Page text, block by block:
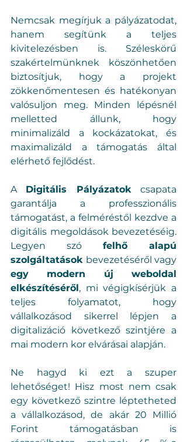
Nemcsak megírjuk a pályázatodat,
hanem segítünk a teljes
kivitelezésben is. Széleskörű
szakértelmünknek köszönhetően
biztosítjuk, hogy a projekt
zökkenőmentesen és hatékonyan
valósuljon meg. Minden lépésnél
melletted állunk, hogy
minimalizáld a kockázatokat, és
maximalizáld a támogatás által
elérhető fejlődést.
A Digitális Pályázatok csapata
garantálja a professzionális
támogatást, a felméréstől kezdve a
digitális megoldások bevezetéséig.
Legyen szó felhő alapú
szolgáltatások
egy modern új weboldal
elkészítéséről, mi végigkísérjük a
teljes folyamatot, hogy
vállalkozásod sikerrel lépjen a
digitalizáció következő szintjére a
mai modern kor elvárásai alapján.
Ne hagyd ki ezt a szuper
lehetőséget! Hisz most nem csak
egy következő szintre léptetheted
a vállalkozásod, de akár 20 Millió
Forint támogatásban is